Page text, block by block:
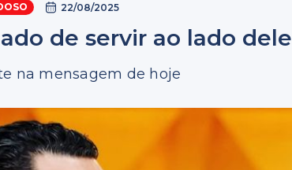
22/08/2025
de servir ao lado dele
na mensagem de hoje